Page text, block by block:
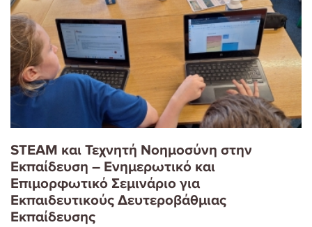
STEAM και Τεχνητή Νοημοσύνη στην
Εκπαίδευση – Ενημερωτικό και
Επιμορφωτικό Σεμινάριο για
Εκπαιδευτικούς Δευτεροβάθμιας
Εκπαίδευσης